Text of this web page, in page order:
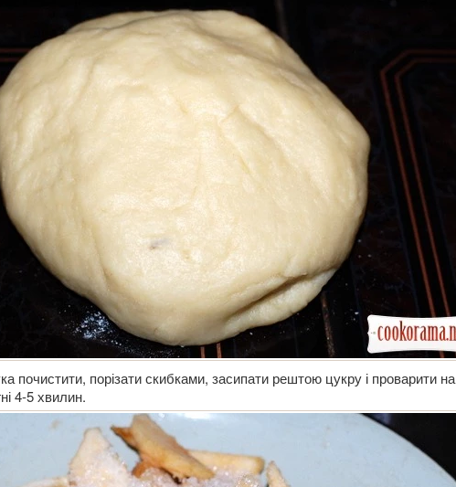
почистити, порізати скибками, засипати рештою цукру і проварити на
4-5 хвилин.